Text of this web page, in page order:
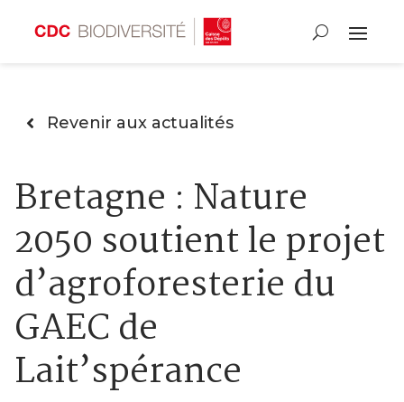
Revenir aux actualités
Bretagne : Nature
2050 soutient le projet
d’agroforesterie du
GAEC de
Lait’spérance